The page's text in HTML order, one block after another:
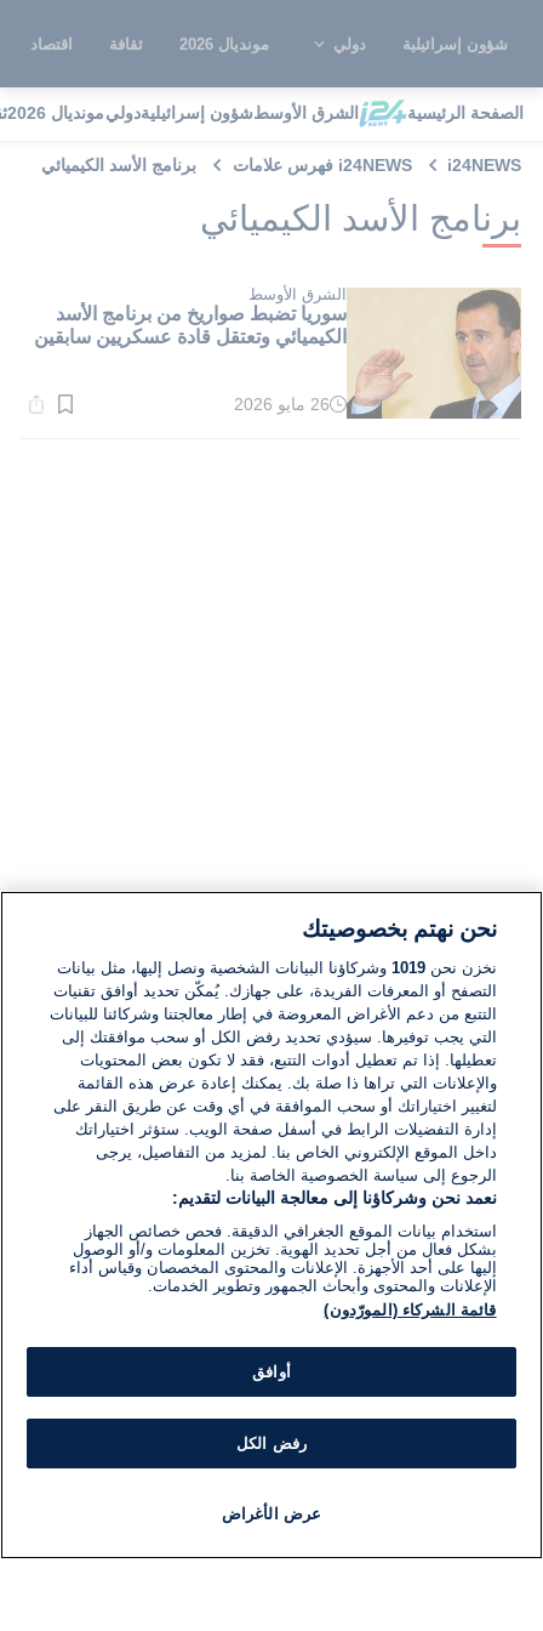
شؤون إسرائيلية دولي مونديال 2026 ثقافة اقتصاد
الصفحة الرئيسية الشرق الأوسطشؤون إسرائيليةدوليمونديال 2026
i24NEWS i24NEWS فهرس علامات برنامج الأسد الكيميائي
برنامج الأسد الكيميائي
الشرق الأوسط
سوريا تضبط صواريخ من برنامج الأسد
الكيميائي وتعتقل قادة عسكريين سابقين
وقت
26 مايو 2026
نحن نهتم بخصوصيتك
نخزن نحن1019 وشركاؤنا البيانات الشخصية ونصل إليها، مثل بيانات
التصفح أو المعرفات الفريدة، على جهازك. يُمكّن تحديد أوافق تقنيات
التتبع من دعم الأغراض المعروضة في إطار معالجتنا وشركائنا للبيانات
التي يجب توفيرها. سيؤدي تحديد رفض الكل أو سحب موافقتك إلى
تعطيلها. إذا تم تعطيل أدوات التتبع، فقد لا تكون بعض المحتويات
والإعلانات التي تراها ذا صلة بك. يمكنك إعادة عرض هذه القائمة
لتغيير اختياراتك أو سحب الموافقة في أي وقت عن طريق النقر على
إدارة التفضيلات الرابط في أسفل صفحة الويب. ستؤثر اختياراتك
داخل الموقع الإلكتروني الخاص بنا. لمزيد من التفاصيل، يرجى
الرجوع إلى سياسة الخصوصية الخاصة بنا.
نعمد نحن وشركاؤنا إلى معالجة البيانات لتقديم:
استخدام بيانات الموقع الجغرافي الدقيقة. فحص خصائص الجهاز
بشكل فعال من أجل تحديد الهوية. تخزين المعلومات و/أو الوصول
إليها على أحد الأجهزة. الإعلانات والمحتوى المخصصان وقياس أداء
الإعلانات والمحتوى وأبحاث الجمهور وتطوير الخدمات.
قائمة الشركاء (المورّدون)
أوافق
رفض الكل
عرض الأغراض